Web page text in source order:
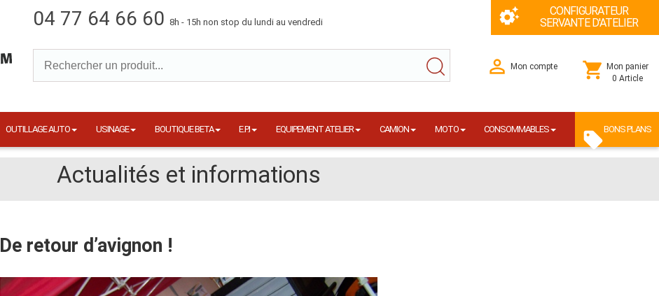
04 77 64 66 60 8h - 15h non stop du lundi au vendredi
CONFIGURATEUR
SERVANTE D'ATELIER
Mon compte
Mon panier
0 Article
OUTILLAGE AUTO USINAGE BOUTIQUE BETA E.P.I EQUIPEMENT ATELIER CAMION MOTO CONSOMMABLES BONS PLANS
Actualités et informations
De retour d’avignon !